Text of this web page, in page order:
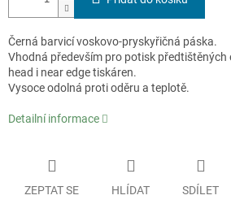
Černá barvicí voskovo-pryskyřičná páska.
Vhodná především pro potisk
head i near edge tiskáren.
Vysoce odolná proti oděru a teplotě.
Detailní informace
ZEPTAT SE HLÍDAT SDÍLET